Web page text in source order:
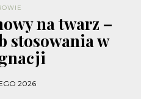
na twarz –
stosowania w
2026